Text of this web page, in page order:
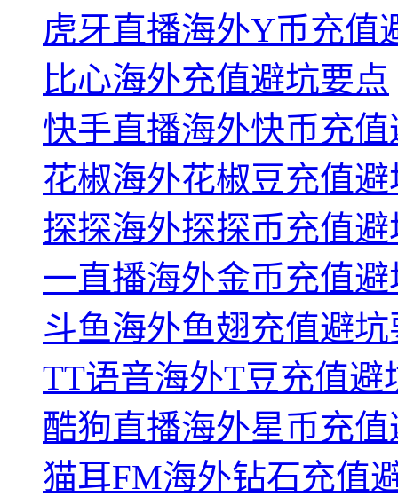
虎牙直播海外Y币充值
比心海外充值避坑要点
快手直播海外快币充
花椒海外花椒豆充值
探探海外探探币充值
一直播海外金币充值
斗鱼海外鱼翅充值避坑
TT语音海外T豆充值避
酷狗直播海外星币充
猫耳FM海外钻石充值